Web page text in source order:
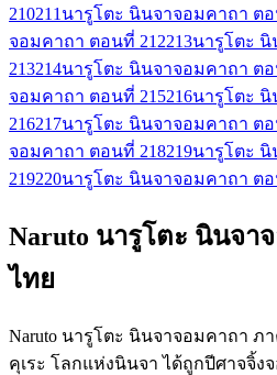
210211 นารูโตะ นินจาจอมคาถา ตอ
จอมคาถา ตอนที่ 212213นารูโตะ
213214นารูโตะ นินจาจอมคาถา ตอ
จอมคาถา ตอนที่ 215216นารูโตะ
216217นารูโตะ นินจาจอมคาถา ตอ
จอมคาถา ตอนที่ 218219นารูโตะ
219220นารูโตะ นินจาจอมคาถา ตอ
Naruto นารูโตะ นินจา
ไทย
Naruto นารูโตะ นินจาจอมคาถา
คุเระ โลกแห่งนินจา ได้ถูกปีศาจจิ้ง